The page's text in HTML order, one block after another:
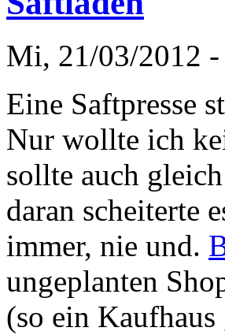
Mi, 21/03/2012
Eine Saftpresse
Nur wollte ich
sollte auch
daran scheiterte
immer, nie und.
ungeplanten
(so ein